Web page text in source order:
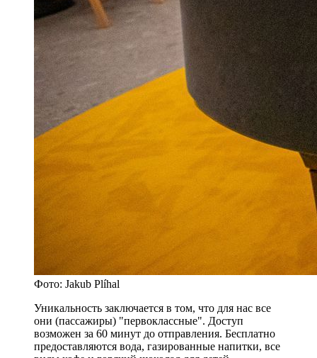
Фото: Jakub Plíhal
Уникальность заключается в том, что для нас все
они (пассажиры) "первоклассные". Доступ
возможен за 60 минут до отправления. Бесплатно
предоставляются вода, газированные напитки, все